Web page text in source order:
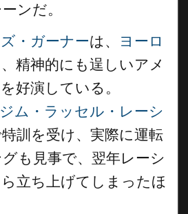
ンだ。
・ガーナーは、
ヨーロ
精神的にも逞しいアメ
好演している。
ジム・ラッセル・レーシ
訓を受け、実際に運転
も見事で、翌年レーシ
立ち上げてしまったほ